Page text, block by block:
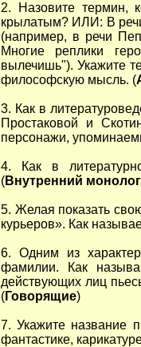
2. Назовите термин,
крылатым? ИЛИ: В
(например, в речи
Многие реплики
вылечишь"). Укажите
философскую мысль. (
3. Как в
Простаковой и
персонажи,
4. Как в
(Внутренний монолог
5. Желая показать
курьеров». Как
6. Одним из
фамилии. Как
действующих лиц
(Говорящие)
7. Укажите название
фантастике,